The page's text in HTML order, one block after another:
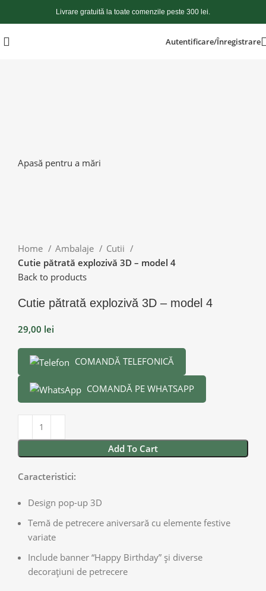
Livrare gratuită la toate comenzile peste 300 lei.
Autentificare/Înregistrare
Apasă pentru a mări
Home Ambalaje
Cutii
Cutie pătrată explozivă 3D – model 4
Back to products
Cutie pătrată explozivă 3D – model 4
29,00 lei
COMANDĂ TELEFONICĂ
COMANDĂ PE WHATSAPP
Add To Cart
Caracteristici:
Design pop-up 3D
Temă de petrecere aniversară cu elemente festive
variate
Include banner “Happy Birthday” și diverse
decorațiuni de petrecere